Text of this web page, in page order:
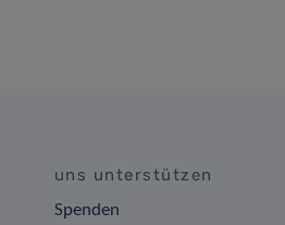
uns unterstützen
Spenden